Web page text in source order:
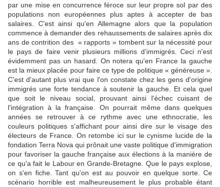
par une mise en concurrence féroce sur leur propre sol par des
populations non européennes plus aptes à accepter de bas
salaires. C'est ainsi qu'en Allemagne alors que la population
commence à demander des rehaussements de salaires après dix
ans de contrition des « rapports » tombent sur la nécessité pour
le pays de faire venir plusieurs millions d’immigrés. Ceci n'est
évidemment pas un hasard. On notera qu'en France la gauche
est la mieux placée pour faire ce type de politique « généreuse ».
C'est d'autant plus vrai que l'on constate chez les gens d'origine
immigrés une forte tendance à soutenir la gauche. Et cela quel
que soit le niveau social, prouvant ainsi l'échec cuisant de
l'intégration à la française. On pourrait même dans quelques
années se retrouver à ce rythme avec une ethnocratie, les
couleurs politiques s'affichant pour ainsi dire sur le visage des
électeurs de France. On retombe ici sur le cynisme lucide de la
fondation Terra Nova qui prônait une vaste politique d'immigration
pour favoriser la gauche française aux élections à la manière de
ce qu'a fait le Labour en Grande-Bretagne. Que le pays explose,
on s'en fiche. Tant qu'on est au pouvoir en quelque sorte. Ce
scénario horrible est malheureusement le plus probable étant